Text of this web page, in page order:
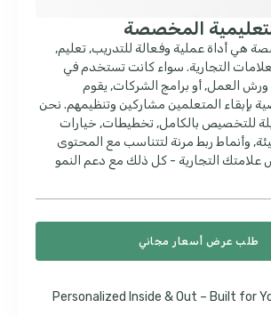
المخصصة
أداة عملية وفعالة للتدريب, تعليم,
التجارية. سواء كانت تستخدم في
العمل, أو برامج الشركات, يقوم
المتعلمين مشاركين وتنظيمهم. نحن
للتخصيص بالكامل, تخطيطات, خيارات
وأنماط ربط مرنة لتتناسب مع المحتوى
التجارية - كل ذلك مع دعم النمو
طلب عرض أسعار مجاني
Personalized Inside & Out – Built